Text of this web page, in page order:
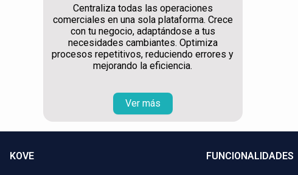
Centraliza todas las operaciones
comerciales en una sola plataforma. Crece
con tu negocio, adaptándose a tus
necesidades cambiantes. Optimiza
procesos repetitivos, reduciendo errores y
mejorando la eficiencia.
Ver más
KOVE FUNCIONALIDADES